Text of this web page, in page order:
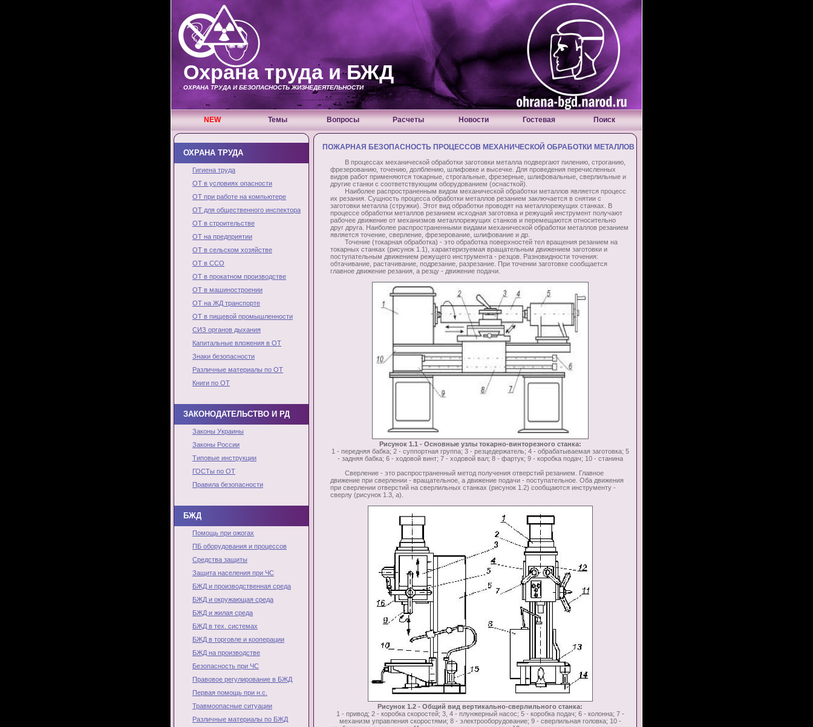
Охрана труда и БЖД
ОХРАНА ТРУДА И БЕЗОПАСНОСТЬ ЖИЗНЕДЕЯТЕЛЬНОСТИ
NEW Темы Вопросы Расчеты Новости Гостевая Поиск
ПОЖАРНАЯ БЕЗОПАСНОСТЬ ПРОЦЕССОВ МЕХАНИЧЕСКОЙ ОБРАБОТКИ МЕТАЛЛОВ
В процессах механической обработки заготовки металла подвергают пилению, строганию,
фрезерованию, точению, долблению, шлифовке и высечке. Для проведения перечисленных
видов работ применяются токарные, строгальные, фрезерные, шлифовальные, сверлильные и
другие станки с соответствующим оборудованием (оснасткой).
Наиболее распространенным видом механической обработки металлов является процесс
их резания. Сущность процесса обработки металлов резанием заключается в снятии с
заготовки металла (стружки). Этот вид обработки проводят на металлорежущих станках. В
процессе обработки металлов резанием исходная заготовка и режущий инструмент получают
рабочее движение от механизмов металлорежущих станков и перемещаются относительно
друг друга. Наиболее распространенными видами механической обработки металлов резанием
является точение, сверление, фрезерование, шлифование и др.
Точение (токарная обработка) - это обработка поверхностей тел вращения резанием на
токарных станках (рисунок 1.1), характеризуемая вращательным движением заготовки и
поступательным движением режущего инструмента - резцов. Разновидности точения:
обтачивание, растачивание, подрезание, разрезание. При точении заготовке сообщается
главное движение резания, а резцу - движение подачи.
Рисунок 1.1 - Основные узлы токарно-винторезного станка:
1 - передняя бабка; 2 - суппортная группа; 3 - резцедержатель; 4 - обрабатываемая заготовка; 5
- задняя бабка; 6 - ходовой винт; 7 - ходовой вал; 8 - фартук; 9 - коробка подач; 10 - станина
Сверление - это распространенный метод получения отверстий резанием. Главное
движение при сверлении - вращательное, а движение подачи - поступательное. Оба движения
при сверлении отверстий на сверлильных станках (рисунок 1.2) сообщаются инструменту -
сверлу (рисунок 1.3, а).
Рисунок 1.2 - Общий вид вертикально-сверлильного станка:
1 - привод; 2 - коробка скоростей; 3, 4 - плунжерный насос; 5 - коробка подач; 6 - колонна; 7 -
механизм управления скоростями; 8 - электрооборудование; 9 - сверлильная головка; 10 -
ОХРАНА ТРУДА
Гигиена труда
ОТ в условиях опасности
ОТ при работе на компьютере
ОТ для общественного инспектора
ОТ в строительстве
ОТ на предприятии
ОТ в сельском хозяйстве
ОТ в ССО
ОТ в прокатном производстве
ОТ в машиностроении
ОТ на ЖД транспорте
ОТ в пищевой промышленности
СИЗ органов дыхания
Капитальные вложения в ОТ
Знаки безопасности
Различные материалы по ОТ
Книги по ОТ
ЗАКОНОДАТЕЛЬСТВО И РД
Законы Украины
Законы России
Типовые инструкции
ГОСТы по ОТ
Правила безопасности
БЖД
Помощь при ожогах
ПБ оборудования и процессов
Средства защиты
Защита населения при ЧС
БЖД и производственная среда
БЖД и окружающая среда
БЖД и жилая среда
БЖД в тех. системах
БЖД в торговле и кооперации
БЖД на производстве
Безопасность при ЧС
Правовое регулирование в БЖД
Первая помощь при н.с.
Травмоопасные ситуации
Различные материалы по БЖД